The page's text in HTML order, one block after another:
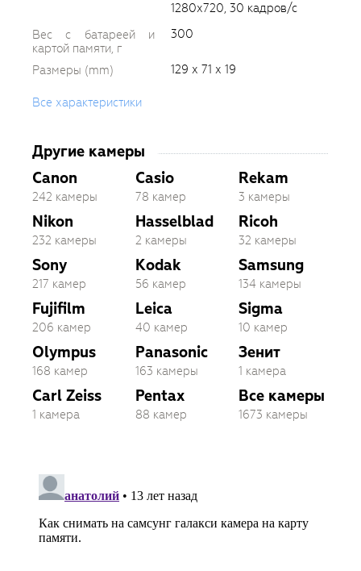
1280х720, 30 кадров/с
Вес с батареей и
картой памяти, г
300
Размеры (mm) 129 х 71 х 19
Все характеристики
Другие камеры
Canon
242 камеры
Nikon
232 камеры
Sony
217 камер
Fujifilm
206 камер
Olympus
168 камер
Carl Zeiss
1 камера
Casio
78 камер
Hasselblad
2 камеры
Kodak
56 камер
Leica
40 камер
Panasonic
163 камеры
Pentax
88 камер
Rekam
3 камеры
Ricoh
32 камеры
Samsung
134 камеры
Sigma
10 камер
Зенит
1 камера
Все камеры
1673 камеры